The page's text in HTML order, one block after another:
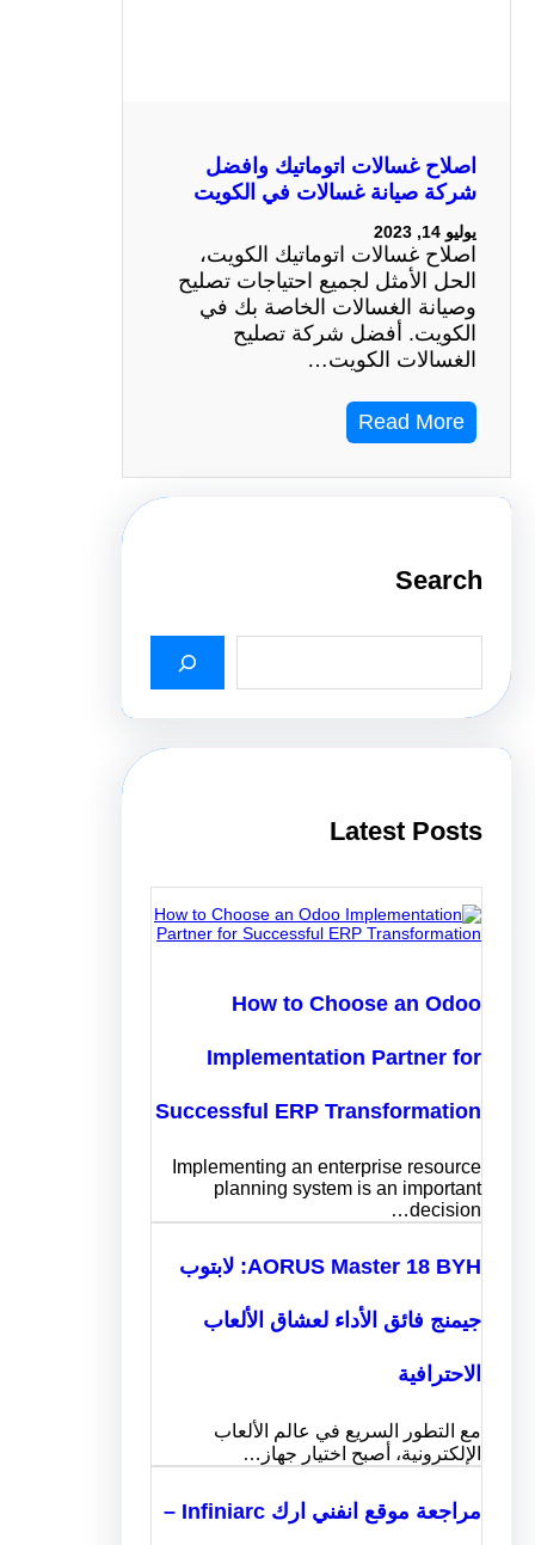
اصلاح غسالات اتوماتيك وافضل
شركة صيانة غسالات في الكويت
اصلاح غسالات اتوماتيك الكويت،
الحل الأمثل لجميع احتياجات تصليح
وصيانة الغسالات الخاصة بك في
الكويت. أفضل شركة تصليح
الغسالات الكويت…
Read More
Search
a
Latest Posts
How to Choose an Odoo
Implementation Partner for
Successful ERP Transformation
Implementing an enterprise resource
planning system is an important
decision…
AORUS Master 18 BYH: لابتوب
جيمنج فائق الأداء لعشاق الألعاب
الاحترافية
مع التطور السريع في عالم الألعاب
الإلكترونية، أصبح اختيار جهاز…
مراجعة موقع انفني ارك Infiniarc –